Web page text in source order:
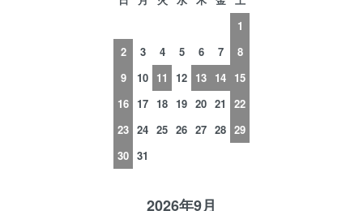
1
2
3 4 5 6 7
8
9
10 11 12 13 14 15
16 17 18 19 20 21
22
23 24 25 26 27 28 29
30 31
2026年9月